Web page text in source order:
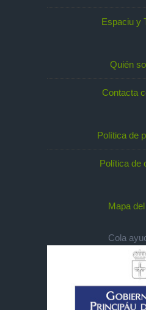
Espaciu y
Quién
Contacta
Política de
Política de
Mapa
Cola